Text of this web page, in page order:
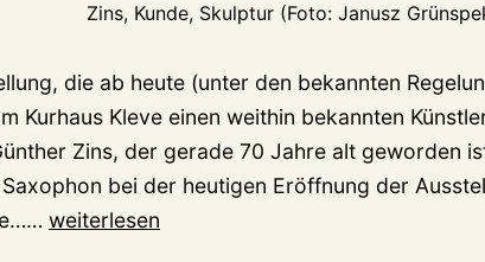
Zins, Kunde, Skulptur (Foto: Janusz
die ab heute (unter den bekannten
Kurhaus Kleve einen weithin bekannten
Zins, der gerade 70 Jahre alt geworden
bei der heutigen Eröffnung der
Günther
weiterlesen